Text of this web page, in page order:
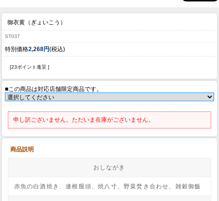
御衣黄（ぎょいこう）
ST037
特別価格2,268円(税込)
[23ポイント進呈 ]
■この商品は対応店舗限定商品です。
申し訳ございません。ただいま在庫がございません。
商品説明
おしながき
赤魚の白酒焼き、連根饅頭、焼八寸、野菜焚き合わせ、雑穀御飯